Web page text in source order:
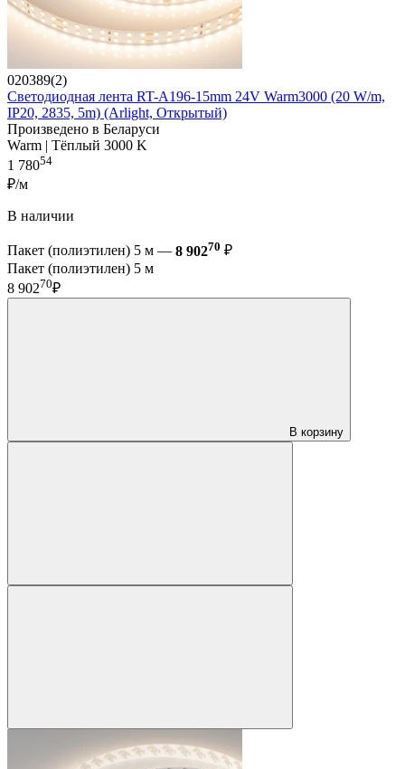
020389(2)
Светодиодная лента RT-A196-15mm 24V Warm3000 (20 W/m,
IP20, 2835, 5m) (Arlight, Открытый)
Произведено в Беларуси
Warm | Тёплый 3000 K
1 78054
₽/м
В наличии
Пакет (полиэтилен) 5 м — 8 90270 ₽
Пакет (полиэтилен) 5 м
8 90270₽
В корзину